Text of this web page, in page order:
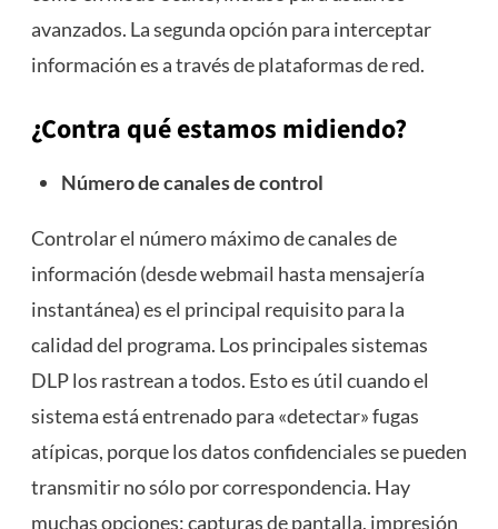
avanzados. La segunda opción para interceptar
información es a través de plataformas de red.
¿Contra qué estamos midiendo?
Número de canales de control
Controlar el número máximo de canales de
información (desde webmail hasta mensajería
instantánea) es el principal requisito para la
calidad del programa. Los principales sistemas
DLP los rastrean a todos. Esto es útil cuando el
sistema está entrenado para «detectar» fugas
atípicas, porque los datos confidenciales se pueden
transmitir no sólo por correspondencia. Hay
muchas opciones: capturas de pantalla, impresión